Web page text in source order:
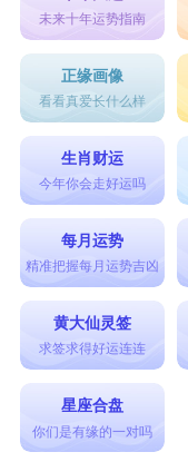
未来十年运势指南
正缘画像
看看真爱长什么样
生肖财运
今年你会走好运吗
每月运势
精准把握每月运势吉凶
黄大仙灵签
求签求得好运连连
星座合盘
你们是有缘的一对吗